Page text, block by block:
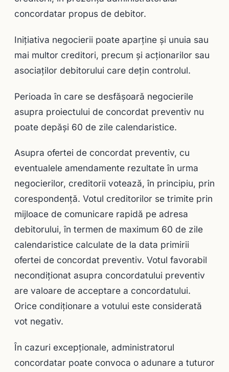
concordatar propus de debitor.
Iniţiativa negocierii poate aparţine şi unuia sau
mai multor creditori, precum şi acţionarilor sau
asociaţilor debitorului care deţin controlul.
Perioada în care se desfăşoară negocierile
asupra proiectului de concordat preventiv nu
poate depăşi 60 de zile calendaristice.
Asupra ofertei de concordat preventiv, cu
eventualele amendamente rezultate în urma
negocierilor, creditorii votează, în principiu, prin
corespondenţă. Votul creditorilor se trimite prin
mijloace de comunicare rapidă pe adresa
debitorului, în termen de maximum 60 de zile
calendaristice calculate de la data primirii
ofertei de concordat preventiv. Votul favorabil
necondiţionat asupra concordatului preventiv
are valoare de acceptare a concordatului.
Orice condiţionare a votului este considerată
vot negativ.
În cazuri excepţionale, administratorul
concordatar poate convoca o adunare a tuturor